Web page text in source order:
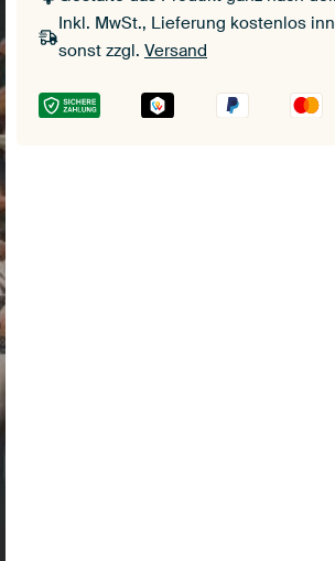
Inkl. MwSt., Lieferung kostenlos
sonst zzgl. Versand